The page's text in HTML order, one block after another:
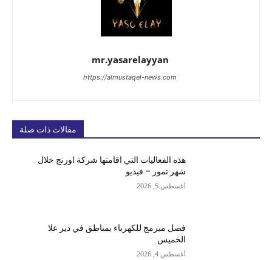
mr.yasarelayyan
https://almustaqel-news.com
مقالات ذات صلة
هذه الفعاليات التي اقامتها شركة اورنج خلال
شهر تموز – فيديو
أغسطس 5, 2026
فصل مبرمج للكهرباء بمناطق في دير علا
الخميس
أغسطس 4, 2026